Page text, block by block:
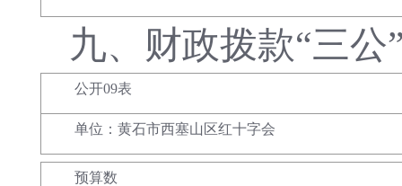
九、 财政拨款“三公
公开09表
单位：黄石市西塞山区红十字会
预算数